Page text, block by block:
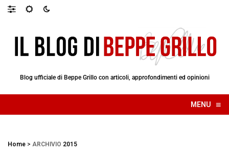
Blog ufficiale di Beppe Grillo con articoli, approfondimenti ed opinioni
MENU ≡
☰
Home > ARCHIVIO 2015